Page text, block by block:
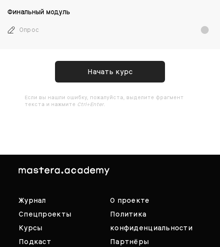
Финальный модуль
Опрос
Начать курс
Ecли вы нашли ошибку, пожалуйста, выделите фрагмент
текста и нажмите Ctrl+Enter.
Журнал
Спецпроекты
Курсы
Подкаст
О проекте
Политика
конфиденциальности
Партнёры